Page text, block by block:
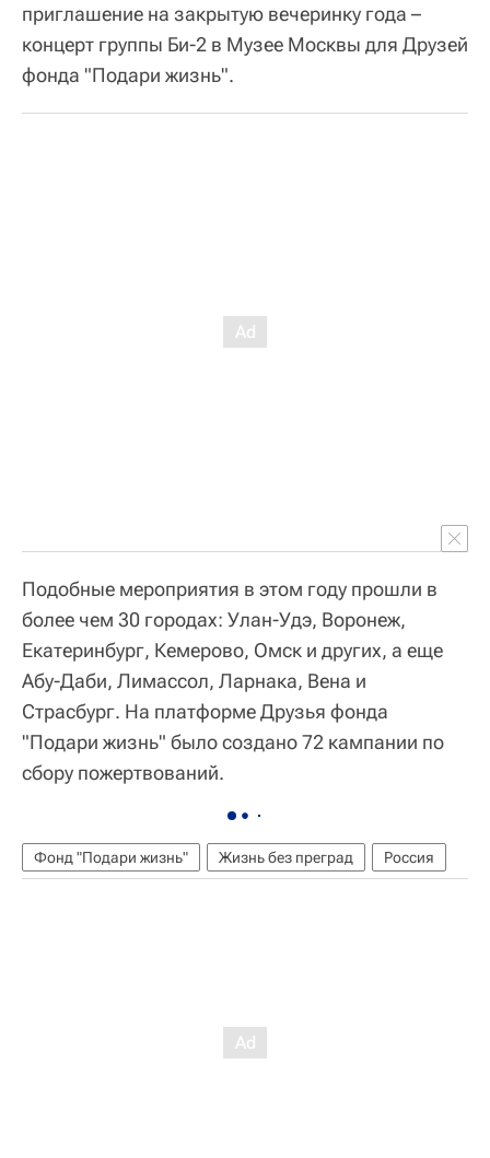
приглашение на закрытую вечеринку года –
концерт группы Би-2 в Музее Москвы для Друзей
фонда "Подари жизнь".
Подобные мероприятия в этом году прошли в
более чем 30 городах: Улан-Удэ, Воронеж,
Екатеринбург, Кемерово, Омск и других, а еще
Абу-Даби, Лимассол, Ларнака, Вена и
Страсбург. На платформе Друзья фонда
"Подари жизнь" было создано 72 кампании по
сбору пожертвований.
Фонд "Подари жизнь" Жизнь без преград Россия